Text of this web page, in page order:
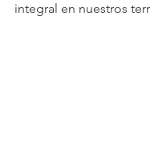
integral en nuestros